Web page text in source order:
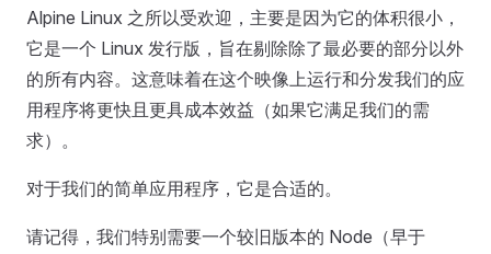
Alpine Linux 之所以受欢迎，主要是因为它的体积很小，
它是一个 Linux 发行版，旨在剔除除了最必要的部分以外
的所有内容。这意味着在这个映像上运行和分发我们的应
用程序将更快且更具成本效益（如果它满足我们的需
求）。
对于我们的简单应用程序，它是合适的。
请记得，我们特别需要一个较旧版本的 Node（早于